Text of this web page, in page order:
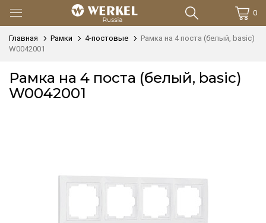
0
Главная Рамки 4-постовые
Рамка на 4 поста (белый, basic)
W0042001
Рамка на 4 поста (белый, basic)
W0042001